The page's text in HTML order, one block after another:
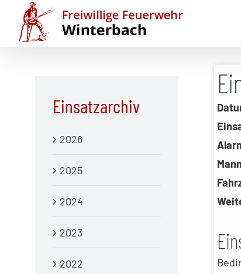
Inhalt
springen
Einsatzarchiv
2026
2025
2024
2023
2022